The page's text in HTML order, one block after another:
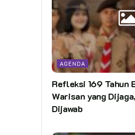
AGENDA
Refleksi 169 Tahun
Warisan yang
Dijawab